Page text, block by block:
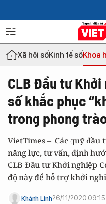
Xã hội sốKinh tế sốKhoa
CLB Đầu tư
số khắc phục
trong phong
VietTimes – Các quỹ đầu
năng lực, tư vấn, định
CLB Đầu tư Khởi nghiệp
độ này để hỗ trợ khởi
Khánh Linh26/11/2020 09:15